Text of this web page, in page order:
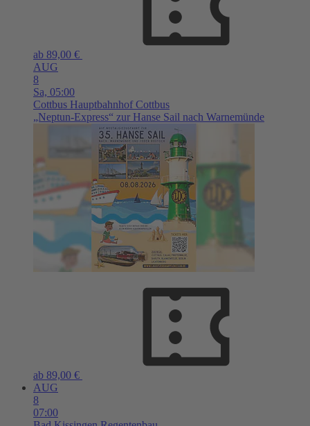
ab 89,00 €
AUG
8
Sa, 05:00
Cottbus Hauptbahnhof Cottbus
„Neptun-Express“ zur Hanse Sail nach Warnemünde
ab 89,00 €
AUG
8
07:00